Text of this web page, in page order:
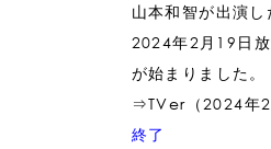
山本和智が出演
2024年2月19日
が始まりました。
⇒TVer（2024年2
終了